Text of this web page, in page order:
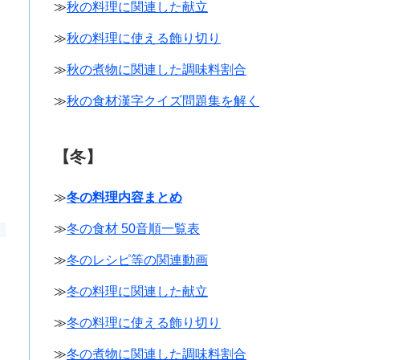
≫秋の料理に関連した献立
≫秋の料理に使える飾り切り
≫秋の煮物に関連した調味料割合
≫秋の食材漢字クイズ問題集を解く
【冬】
≫冬の料理内容まとめ
≫冬の食材 50音順一覧表
≫冬のレシピ等の関連動画
≫冬の料理に関連した献立
≫冬の料理に使える飾り切り
≫冬の煮物に関連した調味料割合